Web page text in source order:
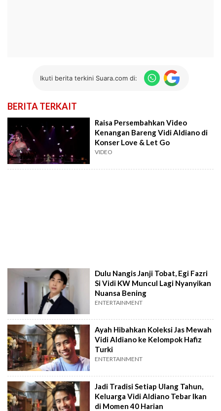
Ikuti berita terkini Suara.com di:
BERITA TERKAIT
Raisa Persembahkan Video
Kenangan Bareng Vidi Aldiano di
Konser Love & Let Go
VIDEO
Dulu Nangis Janji Tobat, Egi Fazri
Si Vidi KW Muncul Lagi Nyanyikan
Nuansa Bening
ENTERTAINMENT
Ayah Hibahkan Koleksi Jas Mewah
Vidi Aldiano ke Kelompok Hafiz
Turki
ENTERTAINMENT
Jadi Tradisi Setiap Ulang Tahun,
Keluarga Vidi Aldiano Tebar Ikan
di Momen 40 Harian